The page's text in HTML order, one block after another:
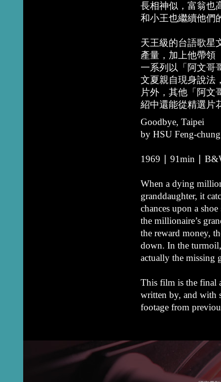
長相神似，富翁也
和小王也繼續他們
天王級的台語歌星
產量，加上他帶領
一系列以「阿文哥
文夏親自現身說法
片外，其他「阿文
紹中還能從精選片
Goodbye, Taipei
by HSU Feng-chung
1969 ∣ 91min ∣
When a dying
granddaughter, it
chances upon a
the millionaire’s
the reward money,
down. In the
actually the missing
This film is the final
written by, and with
footage from